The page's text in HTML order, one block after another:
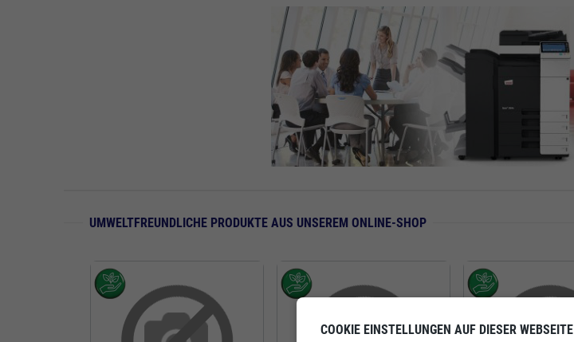
UMWELTFREUNDLICHE PRODUKTE AUS UNSEREM ONLINE-SHOP
COOKIE EINSTELLUNGEN AUF DIESER WEBSEITE